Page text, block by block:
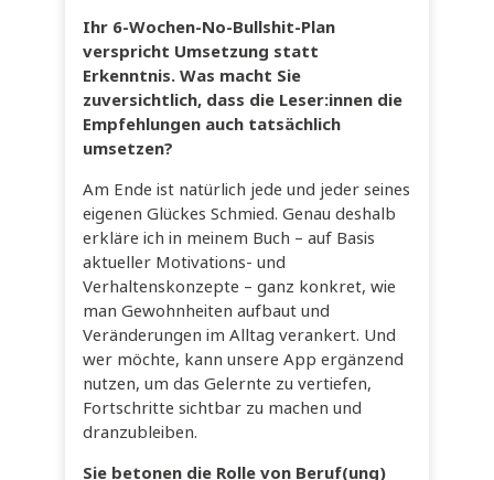
Ihr 6-Wochen-No-Bullshit-Plan
verspricht Umsetzung statt
Erkenntnis. Was macht Sie
zuversichtlich, dass die Leser:innen die
Empfehlungen auch tatsächlich
umsetzen?
Am Ende ist natürlich jede und jeder seines
eigenen Glückes Schmied. Genau deshalb
erkläre ich in meinem Buch – auf Basis
aktueller Motivations- und
Verhaltenskonzepte – ganz konkret, wie
man Gewohnheiten aufbaut und
Veränderungen im Alltag verankert. Und
wer möchte, kann unsere App ergänzend
nutzen, um das Gelernte zu vertiefen,
Fortschritte sichtbar zu machen und
dranzubleiben.
Sie betonen die Rolle von Beruf(ung)